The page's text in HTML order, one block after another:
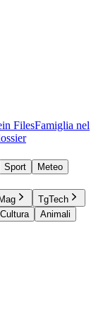
FilesFamiglia nel
Sport
Meteo
TgTech
Cultura
Animali